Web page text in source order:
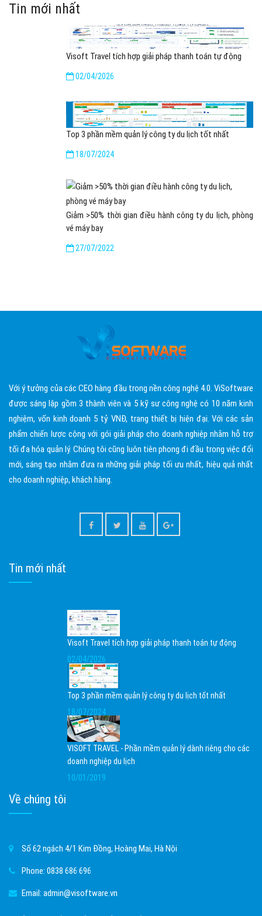
Tin mới nhất
Visoft Travel tích hợp giải pháp thanh toán tự động
02/04/2026
Top 3 phần mềm quản lý công ty du lịch tốt nhất
18/07/2024
Giảm >50% thời gian điều hành công ty du lịch, phòng
vé máy bay
27/07/2022
Với ý tưởng của các CEO hàng đầu trong nền công nghệ 4.0. ViSoftware
được sáng lập gồm 3 thành viên và 5 kỹ sư công nghệ có 10 năm kinh
nghiệm, vốn kinh doanh 5 tỷ VNĐ, trang thiết bị hiện đại. Với các sản
phẩm chiến lược cộng với gói giải pháp cho doanh nghiệp nhằm hỗ trợ
tối đa hóa quản lý. Chúng tôi cũng luôn tiên phong đi đầu trong việc đổi
mới, sáng tạo nhằm đưa ra những giải pháp tối ưu nhất, hiệu quả nhất
cho doanh nghiệp, khách hàng.
Tin mới nhất
Visoft Travel tích hợp giải pháp thanh toán tự động
02/04/2026
Top 3 phần mềm quản lý công ty du lịch tốt nhất
18/07/2024
VISOFT TRAVEL - Phần mềm quản lý dành riêng cho các
doanh nghiệp du lịch
10/01/2019
Về chúng tôi
Số 62 ngách 4/1 Kim Đồng, Hoàng Mai, Hà Nội
Phone: 0838 686 696
Email: admin@visoftware.vn